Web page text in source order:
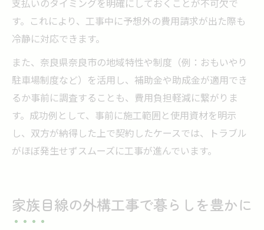
す。これにより、工事中に予想外の費用請求が出た際も
冷静に対応できます。
また、奈良県奈良市の地域特性や制度（例：おもいやり
駐車場制度など）を活用し、補助金や助成金が適用でき
るか事前に調査することも、費用負担軽減に繋がりま
す。成功例として、事前に施工範囲と使用資材を明示
し、双方が納得した上で契約したケースでは、トラブル
がほぼ発生せずスムーズに工事が進んでいます。
家族目線の外構工事で暮らしを豊かに